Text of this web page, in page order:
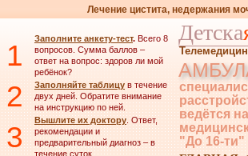
Лечение цистита, недержания
1 Заполните анкету-тест. Всего 8
вопросов. Сумма баллов –
ответ на вопрос: здоров ли мой
ребёнок?
2 Заполняйте таблицу в течение
двух дней. Обратите внимание
на инструкцию по ней.
3 Вышлите их доктору. Ответ,
рекомендации и
предварительный диагноз – в
течение суток.
Детска
ведётся
"До 16-ти"